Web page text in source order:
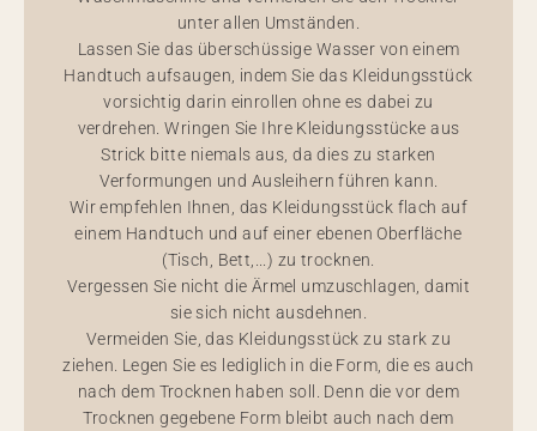
unter allen Umständen.
Lassen Sie das überschüssige Wasser von einem
Handtuch aufsaugen, indem Sie das Kleidungsstück
vorsichtig darin einrollen ohne es dabei zu
verdrehen. Wringen Sie Ihre Kleidungsstücke aus
Strick bitte niemals aus, da dies zu starken
Verformungen und Ausleihern führen kann.
Wir empfehlen Ihnen, das Kleidungsstück flach auf
einem Handtuch und auf einer ebenen Oberfläche
(Tisch, Bett,...) zu trocknen.
Vergessen Sie nicht die Ärmel umzuschlagen, damit
sie sich nicht ausdehnen.
Vermeiden Sie, das Kleidungsstück zu stark zu
ziehen. Legen Sie es lediglich in die Form, die es auch
nach dem Trocknen haben soll. Denn die vor dem
Trocknen gegebene Form bleibt auch nach dem